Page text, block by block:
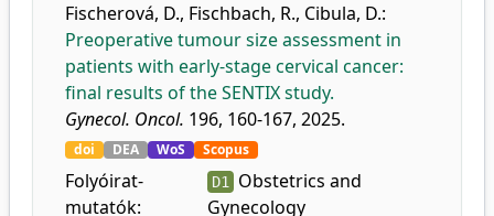
Fischerová, D., Fischbach, R., Cibula, D.:
Preoperative tumour size assessment in
patients with early-stage cervical cancer:
final results of the SENTIX study.
Gynecol. Oncol. 196, 160-167, 2025.
doi DEA WoS Scopus
Folyóirat-
mutatók:
D1 Obstetrics and
Gynecology